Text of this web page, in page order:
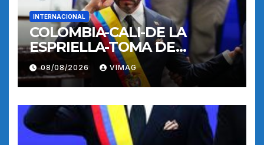
INTERNACIONAL
COLOMBIA-CALI-DE LA
ESPRIELLA-TOMA DE
POSESION
08/08/2026 VIMAG